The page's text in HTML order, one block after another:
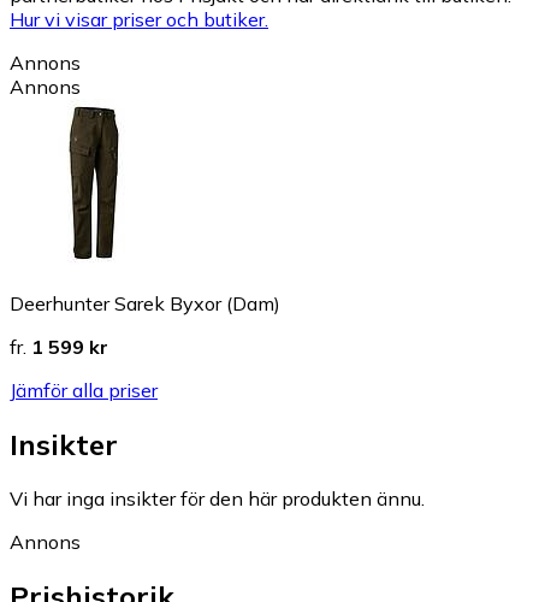
Hur vi visar priser och butiker.
Annons
Annons
Deerhunter Sarek Byxor (Dam)
fr. 1 599 kr
Jämför alla priser
Insikter
Vi har inga insikter för den här produkten ännu.
Annons